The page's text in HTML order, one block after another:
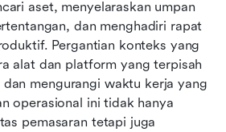
aset, menyelaraskan umpan
dan menghadiri rapat
Pergantian konteks yang
alat dan platform yang terpisah
mengurangi waktu kerja yang
operasional ini tidak hanya
pemasaran tetapi juga